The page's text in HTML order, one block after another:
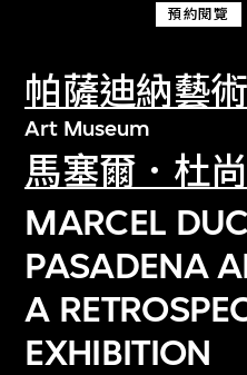
預約閱覽
帕薩迪納藝
Art Museum
馬塞爾．杜尚
MARCEL
PASADENA
A
EXHIBITION
探索世界頂級的二
文化藏品。